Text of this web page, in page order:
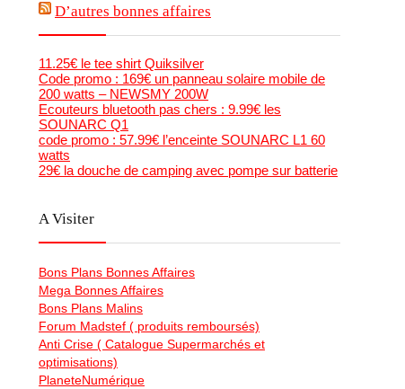
D’autres bonnes affaires
11.25€ le tee shirt Quiksilver
Code promo : 169€ un panneau solaire mobile de
200 watts – NEWSMY 200W
Ecouteurs bluetooth pas chers : 9.99€ les
SOUNARC Q1
code promo : 57.99€ l’enceinte SOUNARC L1 60
watts
29€ la douche de camping avec pompe sur batterie
A Visiter
Bons Plans Bonnes Affaires
Mega Bonnes Affaires
Bons Plans Malins
Forum Madstef ( produits remboursés)
Anti Crise ( Catalogue Supermarchés et
optimisations)
PlaneteNumérique